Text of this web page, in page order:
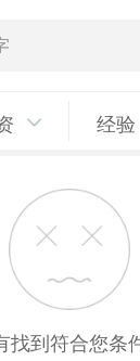
经验
找到符合您条